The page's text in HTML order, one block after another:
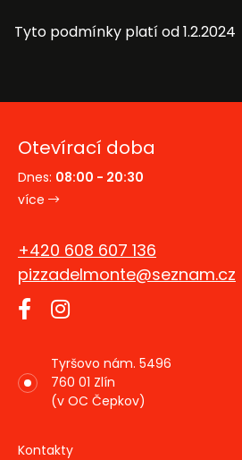
Tyto podmínky platí od 1.2.2024
Otevírací doba
Dnes: 08:00 - 20:30
více
+420 608 607 136
pizzadelmonte@seznam.cz
Tyršovo nám. 5496
760 01 Zlín
(v OC Čepkov)
Kontakty